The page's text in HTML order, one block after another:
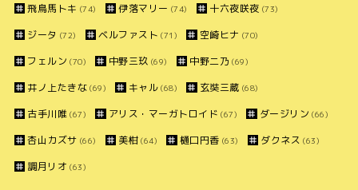
飛鳥馬トキ (74) 伊落マリー (74) 十六夜咲夜 (73)
ジータ (72) ベルファスト (71) 空崎ヒナ (70)
フェルン (70) 中野三玖 (69) 中野二乃 (69)
井ノ上たきな (69) キャル (68) 玄奘三蔵 (68)
古手川唯 (67) アリス・マーガトロイド (67) ダージリン (66)
杏山カズサ (66) 美柑 (64) 樋口円香 (63) ダクネス (63)
調月リオ (63)